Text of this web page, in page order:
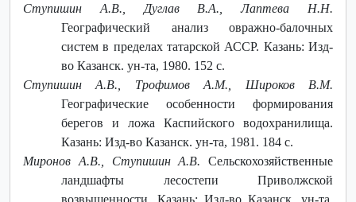
Ступишин А.В., Дуглав В.А., Лаптева Н.Н.
Географический анализ овражно-балочных
систем в пределах татарской АССР. Казань: Изд-
во Казанск. ун-та, 1980. 152 с.
Ступишин А.В., Трофимов А.М., Широков В.М.
Географические особенности формирования
берегов и ложа Каспийского водохранилища.
Казань: Изд-во Казанск. ун-та, 1981. 184 с.
Миронов А.В., Ступишин А.В. Сельскохозяйственные
ландшафты лесостепи Приволжской
возвышенности. Казань: Изд-во Казанск. ун-та,